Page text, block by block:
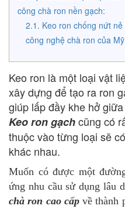
công chà ron nền gạch:
Keo ron chống nứt
công nghệ chà ron của
Keo ron là một loại vật
xây dựng để tạo ra ron
giúp lấp đầy khe hở
Keo ron gạchcũng có
thuộc vào từng loại sẽ
khác nhau.
Muốn có được một
ứng nhu cầu sử dụng lâu
chà ron cao cấpvề thành